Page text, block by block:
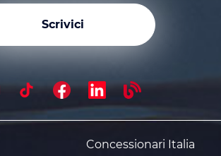
Scrivici
Concessionari Italia